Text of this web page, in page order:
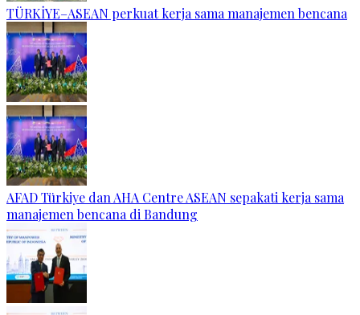
TÜRKİYE–ASEAN perkuat kerja sama manajemen bencana
AFAD Türkiye dan AHA Centre ASEAN sepakati kerja sama
manajemen bencana di Bandung